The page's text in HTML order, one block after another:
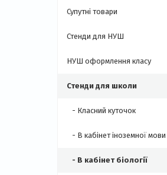
Супутні товари
Стенди для НУШ
НУШ оформлення класу
Стенди для школи
- Класний куточок
- В кабінет іноземної мови
- В кабінет біології